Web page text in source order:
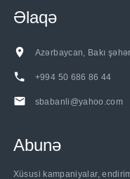
Əlaqə
Azərbaycan, Bakı
+994 50 686 86 44
sbabanli@yahoo.com
Abunə
Xüsusi kampaniyalar,